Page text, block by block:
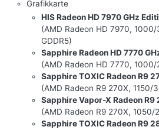
Grafikkarte
HIS Radeon HD 7970 GHz
(AMD Radeon HD 7970,
GDDR5)
Sapphire Radeon HD 7770
(AMD Radeon HD 7770, 1000/
Sapphire TOXIC Radeon R9
(AMD Radeon R9 270X, 1150/
Sapphire Vapor-X Radeon R9
(AMD Radeon R9 270X, 1050/
Sapphire TOXIC Radeon R9